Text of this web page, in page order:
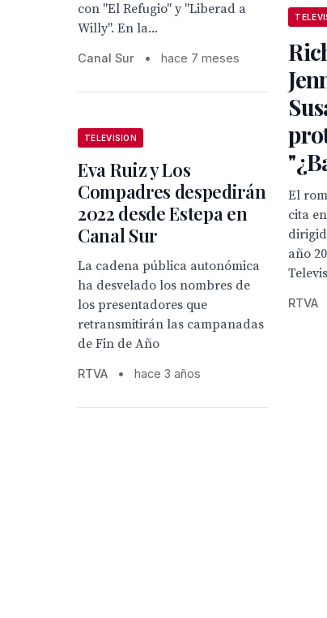
con "El Refugio" y "Liberad a
Willy". En la...
Canal Sur • hace 7 meses
El
cita
año
RTVA
TELEVISION
Eva Ruiz y Los
Compadres despedirán
2022 desde Estepa en
Canal Sur
La cadena pública autonómica
ha desvelado los nombres de
los presentadores que
retransmitirán las campanadas
de Fin de Año
RTVA • hace 3 años